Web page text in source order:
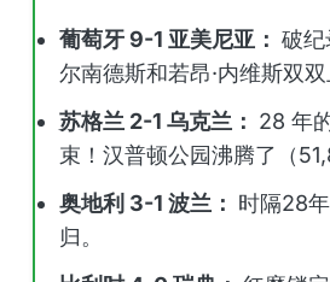
葡萄牙 9-1 亚美尼亚： 破纪
尔南德斯和若昂·内维斯双
苏格兰 2-1 乌克兰： 28 年
束！汉普顿公园沸腾了（
奥地利 3-1 波兰： 时隔28
归。